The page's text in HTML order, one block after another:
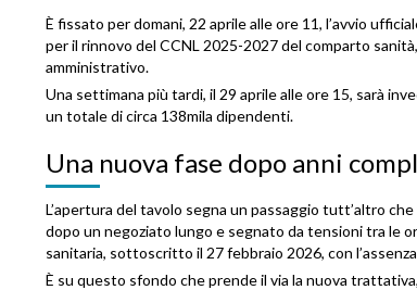
È fissato per domani, 22 aprile alle ore 11, l’avvio
per il rinnovo del CCNL 2025-2027 del comparto
amministrativo.
Una settimana più tardi, il 29 aprile alle ore 15, sarà
un totale di circa 138mila dipendenti.
Una nuova fase dopo anni
L’apertura del tavolo segna un passaggio tutt’altro
dopo un negoziato lungo e segnato da tensioni tra le
sanitaria, sottoscritto il 27 febbraio 2026, con
È su questo sfondo che prende il via la nuova